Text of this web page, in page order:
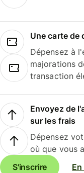
Une carte de
Dépensez à
majorations
transaction
Envoyez de
sur les frais
Dépensez
où que vous
S'inscrire